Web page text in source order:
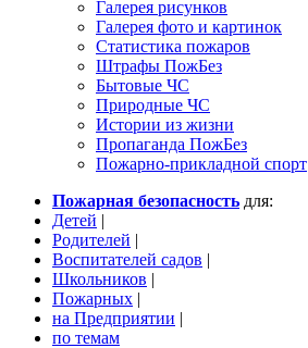
Галерея рисунков
Галерея фото и картинок
Статистика пожаров
Штрафы ПожБез
Бытовые ЧС
Природные ЧС
Истории из жизни
Пропаганда ПожБез
Пожарно-прикладной спорт
Пожарная безопасность для:
Детей |
Родителей |
Воспитателей садов |
Школьников |
Пожарных |
на Предприятии |
по темам